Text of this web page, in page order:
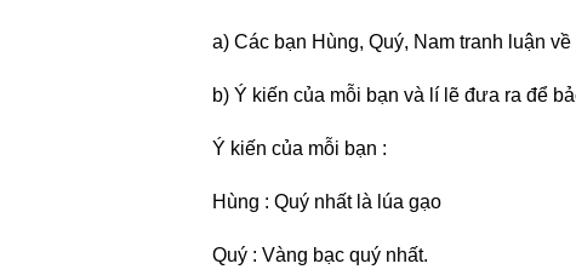
a) Các bạn Hùng, Quý, Nam tranh luận
b) Ý kiến của mỗi bạn và lí lẽ đưa ra để
Ý kiến của mỗi bạn :
Hùng : Quý nhất là lúa gạo
Quý : Vàng bạc quý nhất.